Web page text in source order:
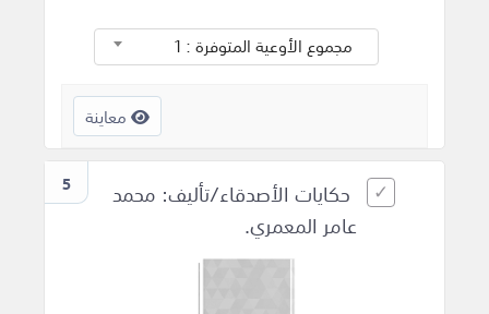
مجموع الأوعية المتوفرة : 1
معاينة
5
حكايات الأصدقاء/تأليف: محمد
عامر المعمري.